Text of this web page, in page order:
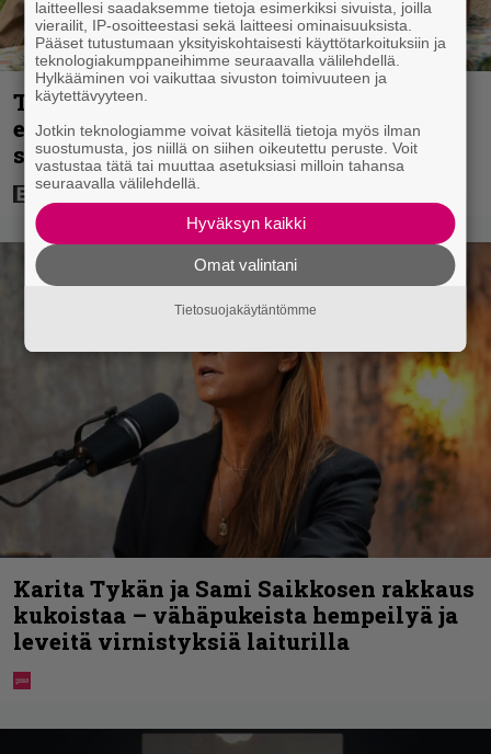
Tänään tv:ssä: Koskettava kotimainen
elokuva vuodelta 2020 – ”Tehty isolla
sydämellä”
Karita Tykän ja Sami Saikkosen rakkaus
kukoistaa – vähäpukeista hempeilyä ja
leveitä virnistyksiä laiturilla
laitteellesi saadaksemme tietoja esimerkiksi sivuista, joilla
vierailit, IP-osoitteestasi sekä laitteesi ominaisuuksista.
Pääset tutustumaan yksityiskohtaisesti käyttötarkoituksiin ja
teknologiakumppaneihimme seuraavalla välilehdellä.
Hylkääminen voi vaikuttaa sivuston toimivuuteen ja
käytettävyyteen.
Jotkin teknologiamme voivat käsitellä tietoja myös ilman
suostumusta, jos niillä on siihen oikeutettu peruste. Voit
vastustaa tätä tai muuttaa asetuksiasi milloin tahansa
seuraavalla välilehdellä.
Hyväksyn kaikki
Omat valintani
Tietosuojakäytäntömme